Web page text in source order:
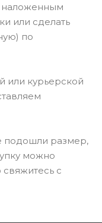
наложенным
или сделать
по
или курьерской
подошли размер,
можно
свяжитесь с